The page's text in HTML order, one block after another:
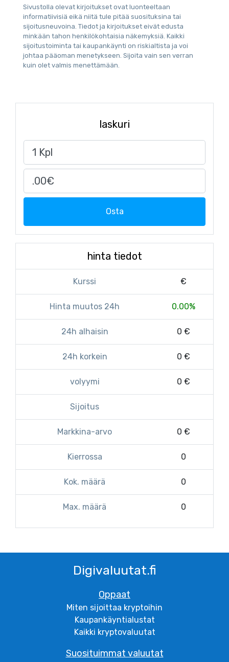
Sivustolla olevat kirjoitukset ovat luonteeltaan
informatiivisiä eikä niitä tule pitää suosituksina tai
sijoitusneuvoina. Tiedot ja kirjoitukset eivät edusta
minkään tahon henkilökohtaisia näkemyksiä. Kaikki
sijoitustoiminta tai kaupankäynti on riskialtista ja voi
johtaa pääoman menetykseen. Sijoita vain sen verran
kuin olet valmis menettämään.
laskuri
Osta
hinta tiedot
Kurssi €
Hinta muutos 24h 0.00%
24h alhaisin 0 €
24h korkein 0 €
volyymi 0 €
Sijoitus
Markkina-arvo 0 €
Kierrossa 0
Kok. määrä 0
Max. määrä 0
Digivaluutat.fi
Oppaat
Miten sijoittaa kryptoihin
Kaupankäyntialustat
Kaikki kryptovaluutat
Suosituimmat valuutat